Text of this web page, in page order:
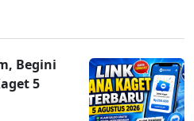
Begini
5